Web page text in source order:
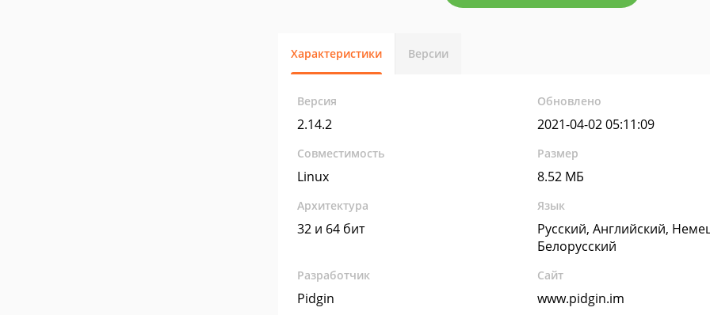
Характеристики Версии
Версия
2.14.2
Обновлено
2021-04-02 05:11:09
Совместимость
Linux
Размер
8.52 МБ
Архитектура
32 и 64 бит
Язык
Русский, Английский,
Белорусский
Разработчик
Pidgin
Сайт
www.pidgin.im